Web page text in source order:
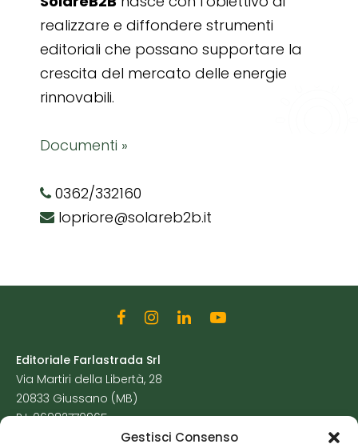
Gestisci Consenso
realizzare e diffondere strumenti
editoriali che possano supportare la
crescita del mercato delle energie
rinnovabili.
Documenti »
0362/332160
lopriore@solareb2b.it
Editoriale Farlastrada Srl
Via Martiri della Libertà, 28
20833 Giussano (MB)
P.I. 06982770965